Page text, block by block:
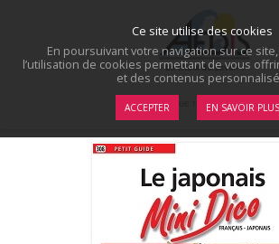
Ce site utilise des cookies
En poursuivant votre navigation sur ce
l’utilisation de cookies permettant de vous
et des contenus
ACCEPTER EN SAVOIR PLUS